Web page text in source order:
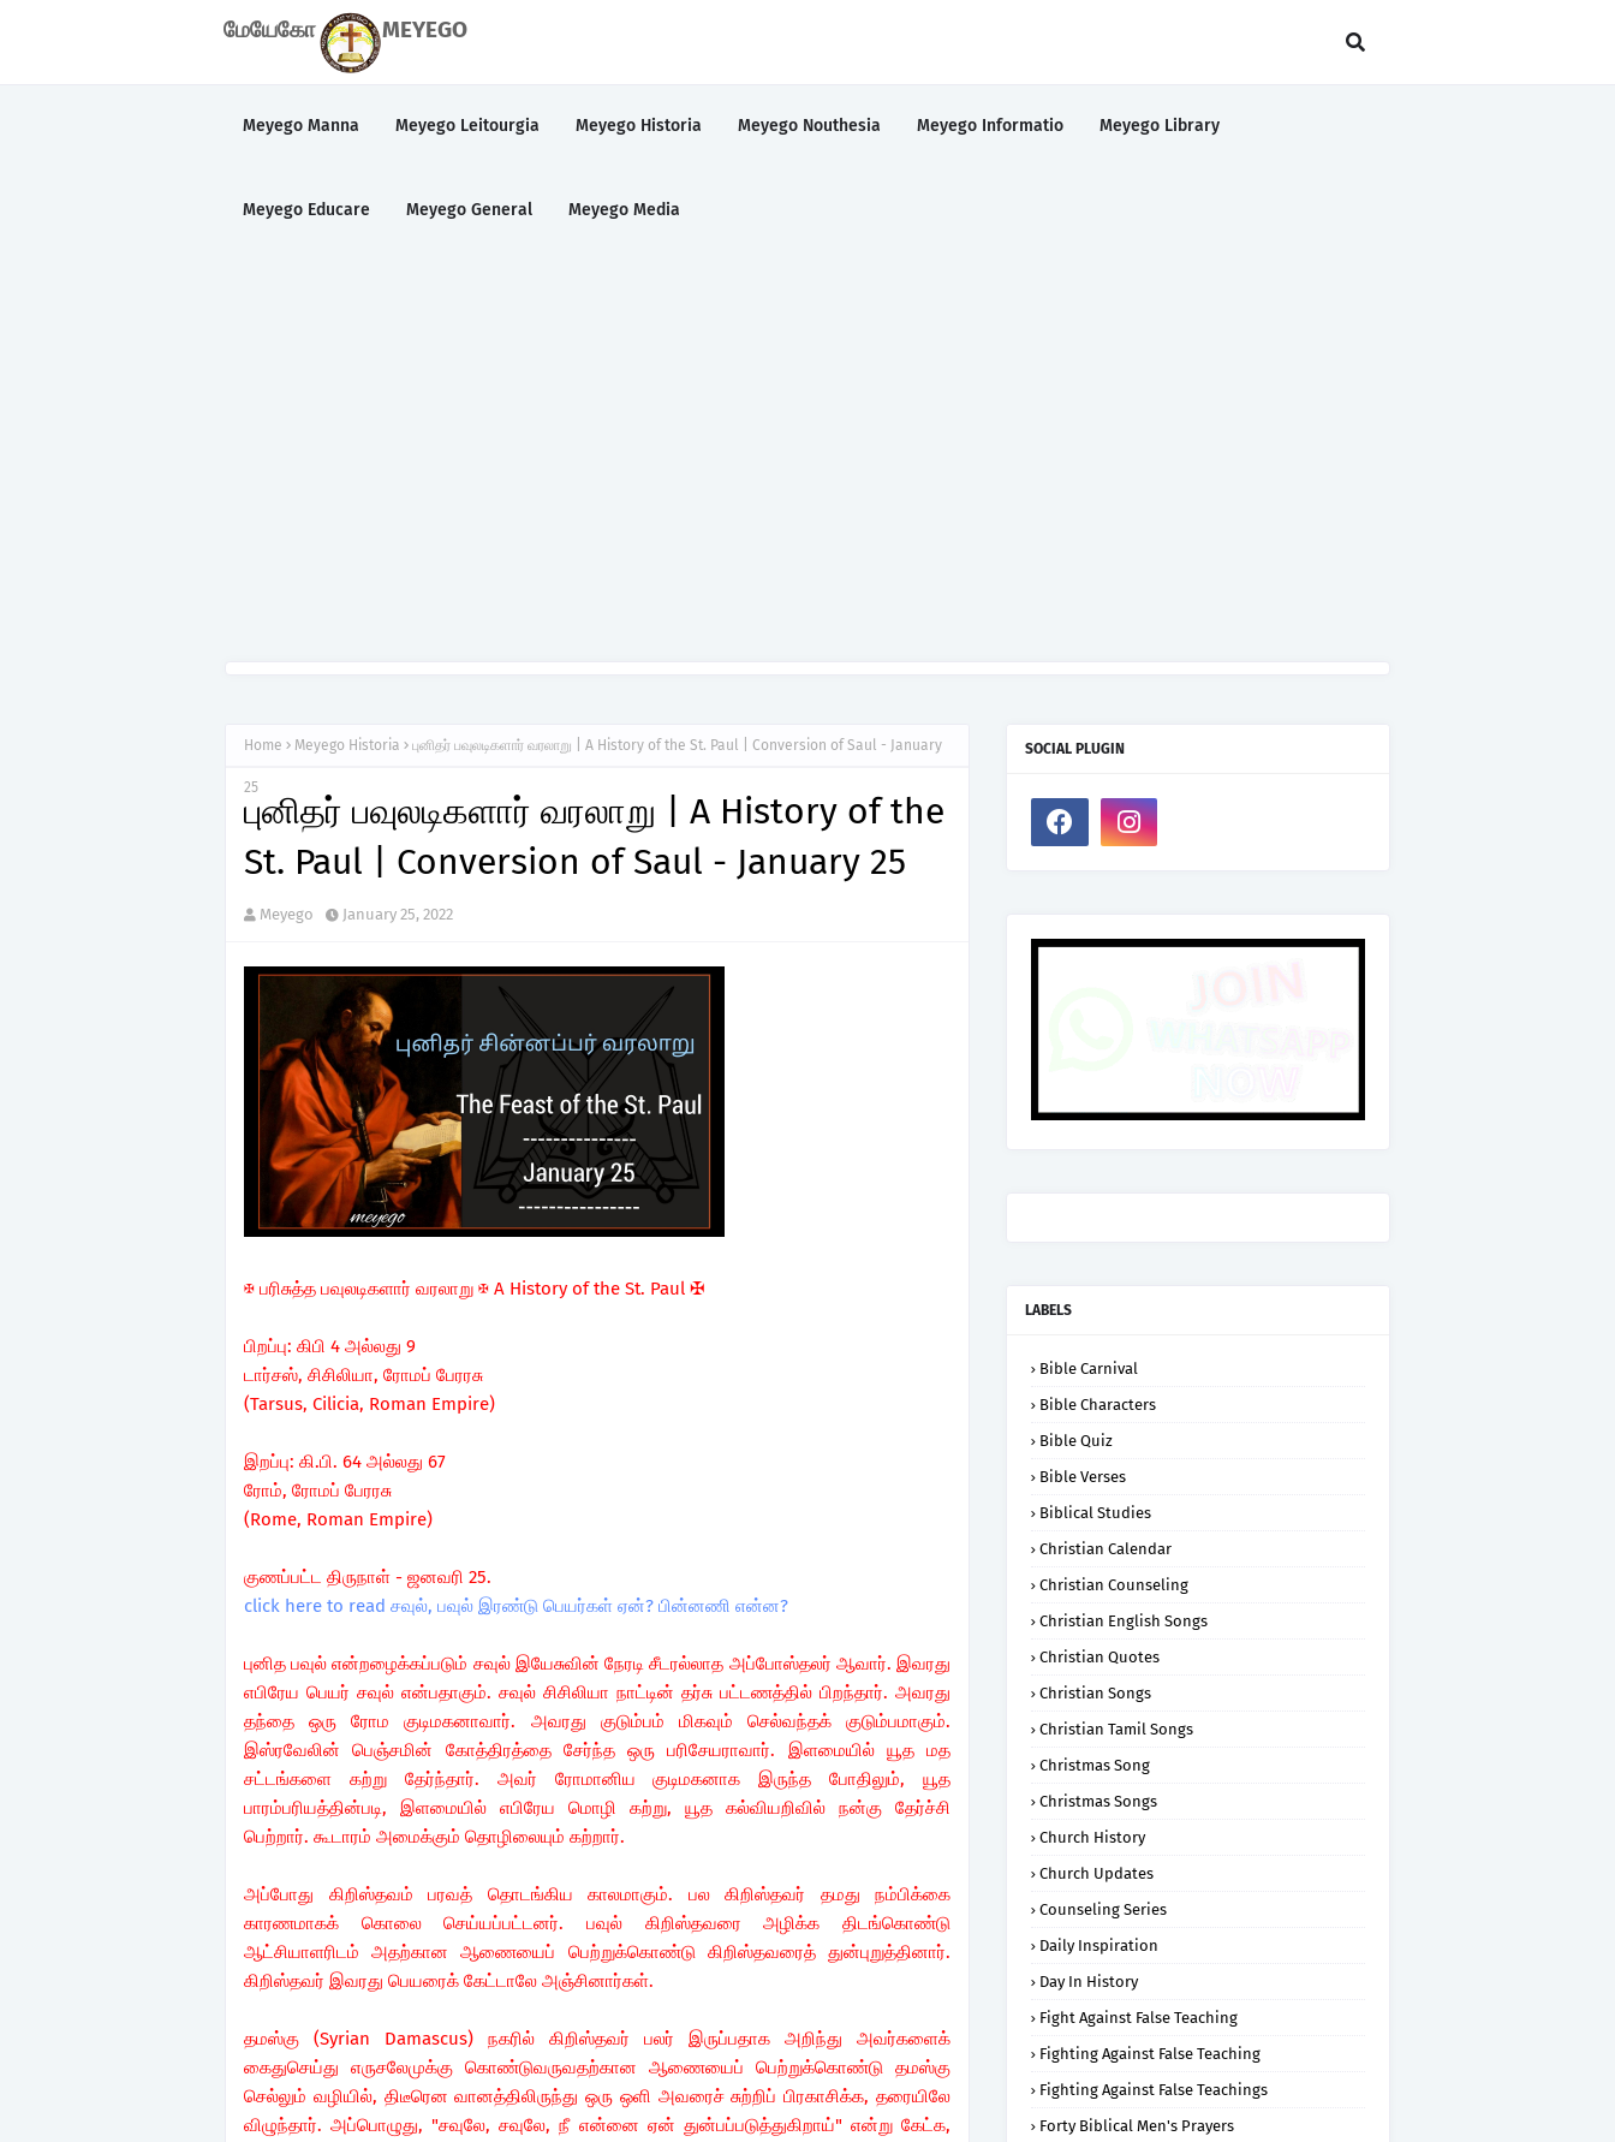
மேயேகோ MEYEGO
Meyego Manna Meyego Leitourgia Meyego Historia Meyego Nouthesia Meyego Informatio Meyego Library
Meyego Educare Meyego General Meyego Media
Home Meyego Historia புனிதர் பவுலடிகளார் வரலாறு | A History of the St. Paul | Conversion of Saul - January
25
புனிதர் பவுலடிகளார் வரலாறு | A History of the
St. Paul | Conversion of Saul - January 25
Meyego January 25, 2022
✠ பரிசுத்த பவுலடிகளார் வரலாறு ✠ A History of the St. Paul ✠
பிறப்பு: கிபி 4 அல்லது 9
டார்சஸ், சிசிலியா, ரோமப் பேரரசு
(Tarsus, Cilicia, Roman Empire)
இறப்பு: கி.பி. 64 அல்லது 67
ரோம், ரோமப் பேரரசு
(Rome, Roman Empire)
குணப்பட்ட திருநாள் - ஜனவரி 25.
click here to read சவுல், பவுல் இரண்டு பெயர்கள் ஏன்? பின்னணி என்ன?
புனித பவுல் என்றழைக்கப்படும் சவுல் இயேசுவின் நேரடி சீடரல்லாத அப்போஸ்தலர் ஆவார். இவரது
எபிரேய பெயர் சவுல் என்பதாகும். சவுல் சிசிலியா நாட்டின் தர்சு பட்டணத்தில் பிறந்தார். அவரது
தந்தை ஒரு ரோம குடிமகனாவார். அவரது குடும்பம் மிகவும் செல்வந்தக் குடும்பமாகும்.
இஸ்ரவேலின் பெஞ்சமின் கோத்திரத்தை சேர்ந்த ஒரு பரிசேயராவார். இளமையில் யூத மத
சட்டங்களை கற்று தேர்ந்தார். அவர் ரோமானிய குடிமகனாக இருந்த போதிலும், யூத
பாரம்பரியத்தின்படி, இளமையில் எபிரேய மொழி கற்று, யூத கல்வியறிவில் நன்கு தேர்ச்சி
பெற்றார். கூடாரம் அமைக்கும் தொழிலையும் கற்றார்.
அப்போது கிறிஸ்தவம் பரவத் தொடங்கிய காலமாகும். பல கிறிஸ்தவர் தமது நம்பிக்கை
காரணமாகக் கொலை செய்யப்பட்டனர். பவுல் கிறிஸ்தவரை அழிக்க திடங்கொண்டு
ஆட்சியாளரிடம் அதற்கான ஆணையைப் பெற்றுக்கொண்டு கிறிஸ்தவரைத் துன்புறுத்தினார்.
கிறிஸ்தவர் இவரது பெயரைக் கேட்டாலே அஞ்சினார்கள்.
தமஸ்கு (Syrian Damascus) நகரில் கிறிஸ்தவர் பலர் இருப்பதாக அறிந்து அவர்களைக்
கைதுசெய்து எருசலேமுக்கு கொண்டுவருவதற்கான ஆணையைப் பெற்றுக்கொண்டு தமஸ்கு
செல்லும் வழியில், திடீரென வானத்திலிருந்து ஒரு ஒளி அவரைச் சுற்றிப் பிரகாசிக்க, தரையிலே
விழுந்தார். அப்பொழுது, "சவுலே, சவுலே, நீ என்னை ஏன் துன்பப்படுத்துகிறாய்" என்று கேட்க,
SOCIAL PLUGIN
LABELS
Bible Carnival
Bible Characters
Bible Quiz
Bible Verses
Biblical Studies
Christian Calendar
Christian Counseling
Christian English Songs
Christian Quotes
Christian Songs
Christian Tamil Songs
Christmas Song
Christmas Songs
Church History
Church Updates
Counseling Series
Daily Inspiration
Day In History
Fight Against False Teaching
Fighting Against False Teaching
Fighting Against False Teachings
Forty Biblical Men's Prayers